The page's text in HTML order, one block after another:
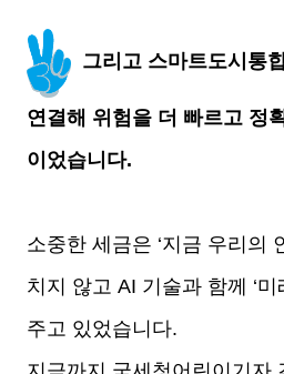
그리고 스마트도시통
연결해 위험을 더 빠르고 정
이었습니다.
소중한 세금은 ‘지금 우리의
치지 않고 AI 기술과 함께 ‘미
주고 있었습니다.